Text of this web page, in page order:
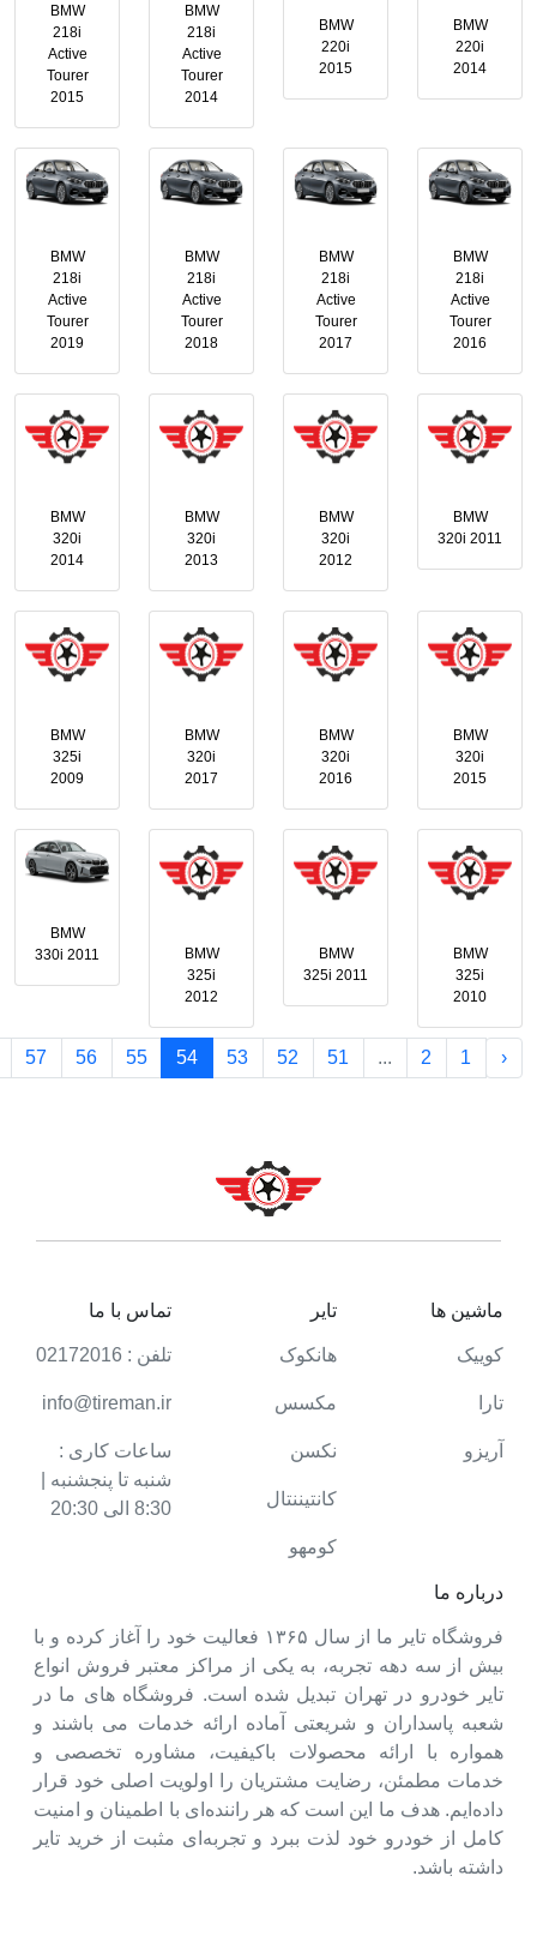
BMW
220i
2014
BMW
220i
2015
BMW
218i
Active
Tourer
2014
BMW
218i
Active
Tourer
2015
BMW
218i
Active
Tourer
2016
BMW
218i
Active
Tourer
2017
BMW
218i
Active
Tourer
2018
BMW
218i
Active
Tourer
2019
BMW
320i 2011
BMW
320i
2012
BMW
320i
2013
BMW
320i
2014
BMW
320i
2015
BMW
320i
2016
BMW
320i
2017
BMW
325i
2009
BMW
325i
2010
BMW
325i 2011
BMW
325i
2012
BMW
330i 2011
‹
1
2
...
51
52
53
54
55
56
57
درباره ما
فروشگاه تایر ما از سال ۱۳۶۵ فعالیت خود را آغاز کرده و با
بیش از سه دهه تجربه، به یکی از مراکز معتبر فروش انواع
تایر خودرو در تهران تبدیل شده است. فروشگاه های ما در
شعبه پاسداران و شریعتی آماده ارائه خدمات می باشند و
همواره با ارائه محصولات باکیفیت، مشاوره تخصصی و
خدمات مطمئن، رضایت مشتریان را اولویت اصلی خود قرار
داده‌ایم. هدف ما این است که هر راننده‌ای با اطمینان و امنیت
کامل از خودرو خود لذت ببرد و تجربه‌ای مثبت از خرید تایر
داشته باشد.
ماشین ها
کوییک
تارا
آریزو
تایر
هانکوک
مکسس
نکسن
کانتیننتال
کومهو
تماس با ما
تلفن : 02172016
info@tireman.ir
ساعات کاری :
شنبه تا پنجشنبه |
8:30 الی 20:30